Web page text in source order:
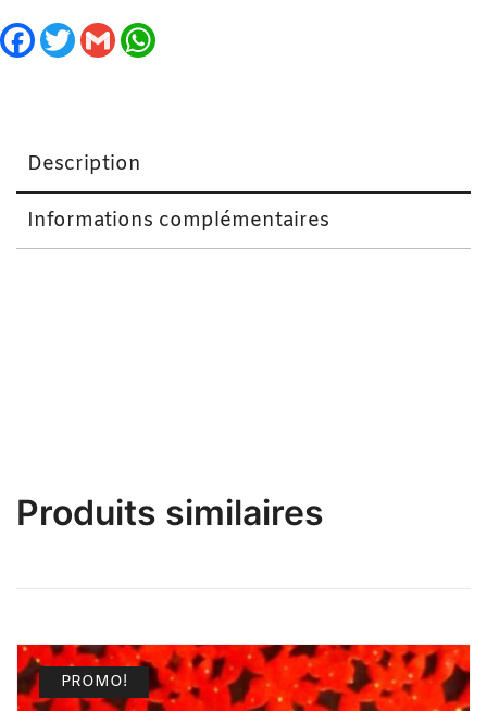
Facebook
TwitterGmail
Description
Informations complémentaires
Produits similaires
PROMO!